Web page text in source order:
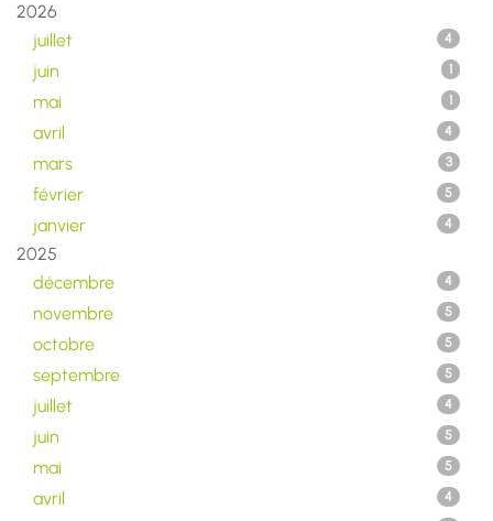
2026
juillet
4
juin 1
mai 1
avril 4
mars 3
février 5
janvier 4
2025
décembre
4
novembre 5
octobre 5
septembre 5
juillet 4
juin 5
mai 5
avril 4